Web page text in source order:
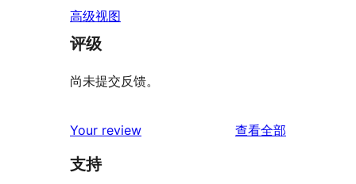
高级视图
评级
尚未提交反馈。
Your review 查看全部
支持